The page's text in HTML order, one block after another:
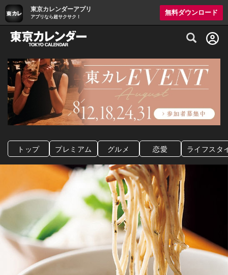
東京カレンダーアプリ
アプリなら超サクサク！
無料ダウンロード
グルメ情報・プレミアムレストラン予約
トップ プレミアム グルメ 恋愛 ライフスタ